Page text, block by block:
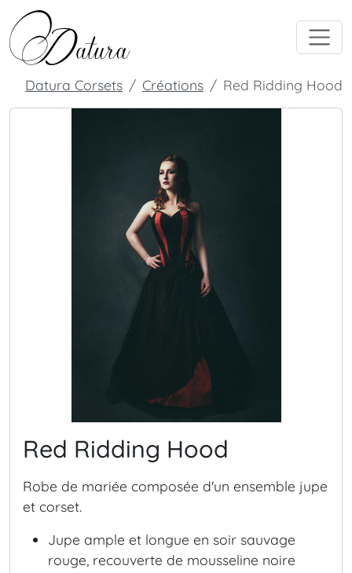
Datura Corsets Créations Red Ridding Hood
Red Ridding Hood
Robe de mariée composée d'un ensemble jupe
et corset.
Jupe ample et longue en soir sauvage
rouge, recouverte de mousseline noire